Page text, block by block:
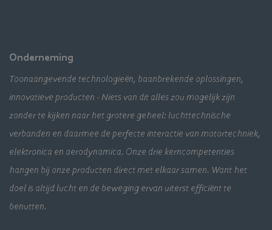
Onderneming
Toonaangevende technologieën, baanbrekende oplossingen,
innovatieve producten - Niets van dit alles zou mogelijk zijn
zonder te kijken naar het grotere geheel: luchttechnische
verbanden en daarmee de perfecte interactie van motortechniek,
elektronica en aerodynamica. Onze drie kerncompetenties
hangen bij onze producten direct met elkaar samen. Want het
doel is altijd lucht en de beweging ervan uiterst efficiënt te
benutten.